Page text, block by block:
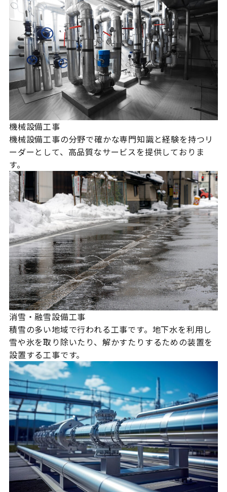
機械設備工事
機械設備工事の分野で確かな専門知識と経験を持つリ
ーダーとして、高品質なサービスを提供しておりま
す。
消雪・融雪設備工事
積雪の多い地域で行われる工事です。地下水を利用し
雪や氷を取り除いたり、解かすたりするための装置を
設置する工事です。